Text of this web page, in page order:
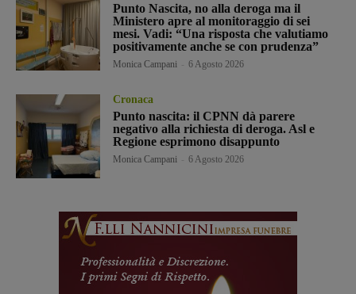
Punto Nascita, no alla deroga ma il
Ministero apre al monitoraggio di sei
mesi. Vadi: “Una risposta che valutiamo
positivamente anche se con prudenza”
Monica Campani 6 Agosto 2026
Cronaca
Punto nascita: il CPNN dà parere
negativo alla richiesta di deroga. Asl e
Regione esprimono disappunto
Monica Campani 6 Agosto 2026